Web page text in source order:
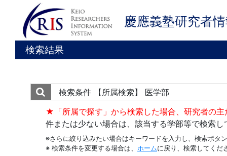
慶應義塾研究者
検索結果
検索条件
【所属検索】 医学部
★「所属で探す」から検索した場合、研究者の
件または少ない場合は、該当する学部等で検索し
※さらに絞り込みたい場合はキーワードを入力し、検索ボタ
※ 検索条件を変更する場合は、 ホームに戻り、検索してくだ